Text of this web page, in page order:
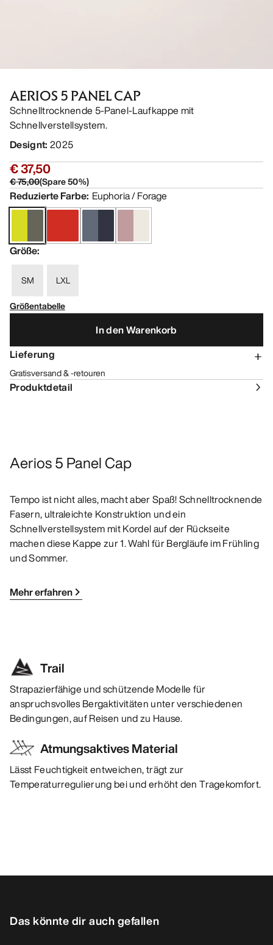
AERIOS 5 PANEL CAP
Schnelltrocknende 5-Panel-Laufkappe mit
Schnellverstellsystem.
Designt: 2025
€ 37,50
€ 75,00(Spare50%)
Reduzierte Farbe: Euphoria / Forage
Größe:
SM
LXL
Größentabelle
In den Warenkorb
Lieferung
Gratisversand & -retouren
Produktdetail
Aerios 5 Panel Cap
Tempo ist nicht alles, macht aber Spaß! Schnelltrocknende
Fasern, ultraleichte Konstruktion und ein
Schnellverstellsystem mit Kordel auf der Rückseite
machen diese Kappe zur 1. Wahl für Bergläufe im Frühling
und Sommer.
Mehr erfahren
Trail
Strapazierfähige und schützende Modelle für
anspruchsvolles Bergaktivitäten unter verschiedenen
Bedingungen, auf Reisen und zu Hause.
Atmungsaktives Material
Lässt Feuchtigkeit entweichen, trägt zur
Temperaturregulierung bei und erhöht den Tragekomfort.
Das könnte dir auch gefallen